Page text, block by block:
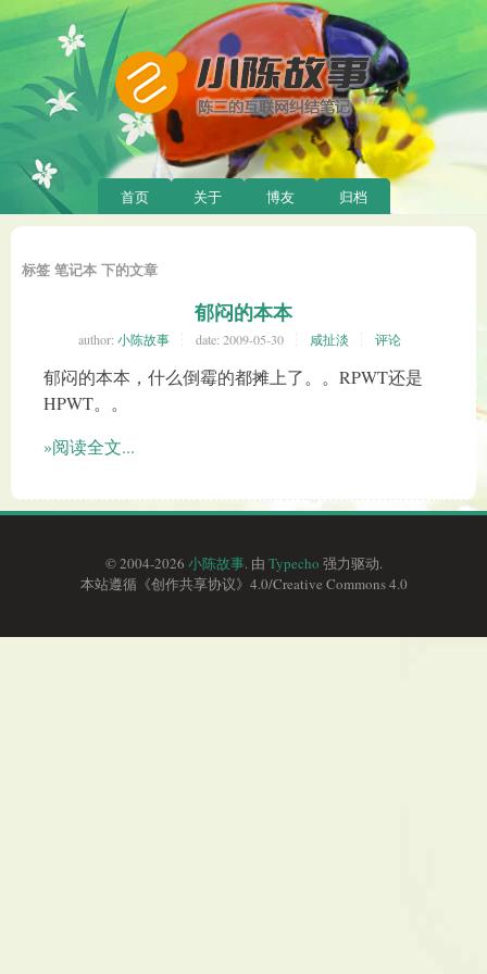
首页 关于 博友 归档
标签 笔记本 下的文章
郁闷的本本
author: 小陈故事 date: 2009-05-30 咸扯淡 评论
郁闷的本本，什么倒霉的都摊上了。。RPWT还是
HPWT。。
»阅读全文...
© 2004-2026 小陈故事. 由 Typecho 强力驱动.
本站遵循《创作共享协议》4.0/Creative Commons 4.0